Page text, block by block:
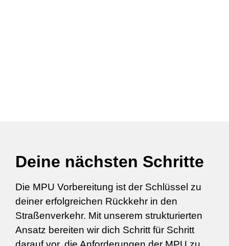
Deine nächsten Schritte
Die MPU Vorbereitung ist der Schlüssel zu
deiner erfolgreichen Rückkehr in den
Straßenverkehr. Mit unserem strukturierten
Ansatz bereiten wir dich Schritt für Schritt